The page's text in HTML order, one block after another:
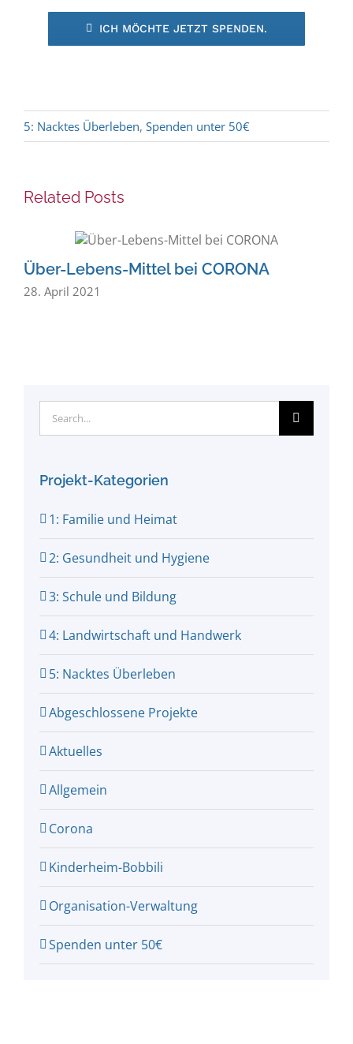
ICH MÖCHTE JETZT SPENDEN.
5: Nacktes Überleben, Spenden unter 50€
Related Posts
Über-Lebens-Mittel bei CORONA
28. April 2021
Search
for:
Projekt-Kategorien
1: Familie und Heimat
2: Gesundheit und Hygiene
3: Schule und Bildung
4: Landwirtschaft und Handwerk
5: Nacktes Überleben
Abgeschlossene Projekte
Aktuelles
Allgemein
Corona
Kinderheim-Bobbili
Organisation-Verwaltung
Spenden unter 50€